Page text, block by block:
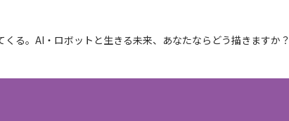
る。AI・ロボットと生きる未来、あなたならどう描きますか？